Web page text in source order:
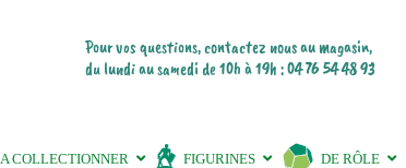
Pour vos questions, contactez nous au magasin,
du lundi au samedi de 10h à 19h : 04 76 54 48 93
A COLLECTIONNER FIGURINES DE RÔLE